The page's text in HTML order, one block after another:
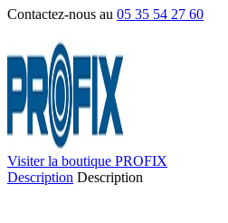
Contactez-nous au 05 35 54 27 60
Visiter la boutique PROFIX
Description Description